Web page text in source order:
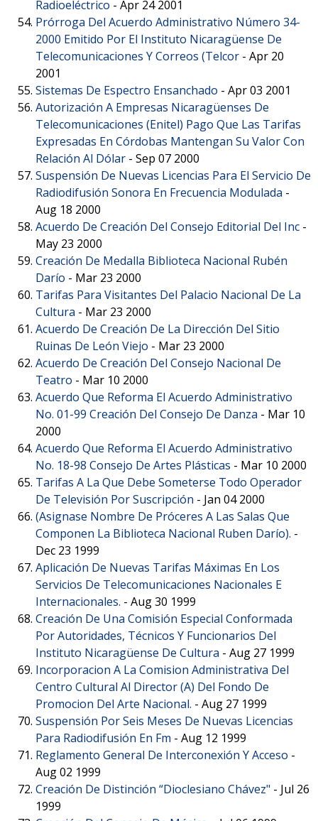
Radioeléctrico - Apr 24 2001
Prórroga Del Acuerdo Administrativo Número 34-
2000 Emitido Por El Instituto Nicaragüense De
Telecomunicaciones Y Correos (Telcor - Apr 20
2001
Sistemas De Espectro Ensanchado - Apr 03 2001
Autorización A Empresas Nicaragüenses De
Telecomunicaciones (Enitel) Pago Que Las Tarifas
Expresadas En Córdobas Mantengan Su Valor Con
Relación Al Dólar - Sep 07 2000
Suspensión De Nuevas Licencias Para El Servicio De
Radiodifusión Sonora En Frecuencia Modulada -
Aug 18 2000
Acuerdo De Creación Del Consejo Editorial Del Inc -
May 23 2000
Creación De Medalla Biblioteca Nacional Rubén
Darío - Mar 23 2000
Tarifas Para Visitantes Del Palacio Nacional De La
Cultura - Mar 23 2000
Acuerdo De Creación De La Dirección Del Sitio
Ruinas De León Viejo - Mar 23 2000
Acuerdo De Creación Del Consejo Nacional De
Teatro - Mar 10 2000
Acuerdo Que Reforma El Acuerdo Administrativo
No. 01-99 Creación Del Consejo De Danza - Mar 10
2000
Acuerdo Que Reforma El Acuerdo Administrativo
No. 18-98 Consejo De Artes Plásticas - Mar 10 2000
Tarifas A La Que Debe Someterse Todo Operador
De Televisión Por Suscripción - Jan 04 2000
(Asignase Nombre De Próceres A Las Salas Que
Componen La Biblioteca Nacional Ruben Darío). -
Dec 23 1999
Aplicación De Nuevas Tarifas Máximas En Los
Servicios De Telecomunicaciones Nacionales E
Internacionales. - Aug 30 1999
Creación De Una Comisión Especial Conformada
Por Autoridades, Técnicos Y Funcionarios Del
Instituto Nicaragüense De Cultura - Aug 27 1999
Incorporacion A La Comision Administrativa Del
Centro Cultural Al Director (A) Del Fondo De
Promocion Del Arte Nacional. - Aug 27 1999
Suspensión Por Seis Meses De Nuevas Licencias
Para Radiodifusión En Fm - Aug 12 1999
Reglamento General De Interconexión Y Acceso -
Aug 02 1999
Creación De Distinción “Dioclesiano Chávez" - Jul 26
1999